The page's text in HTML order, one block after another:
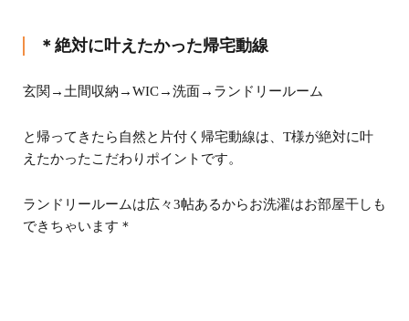
＊絶対に叶えたかった帰宅動線
玄関→土間収納→WIC→洗面→ランドリールーム
と帰ってきたら自然と片付く帰宅動線は、T様が絶対に叶
えたかったこだわりポイントです。
ランドリールームは広々3帖あるからお洗濯はお部屋干しも
できちゃいます＊